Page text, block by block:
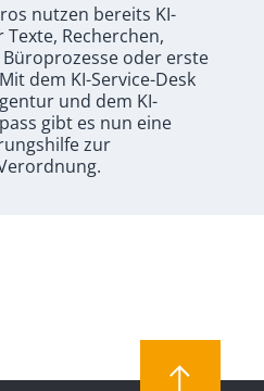
nutzen bereits KI-
Recherchen,
oder erste
dem KI-Service-Desk
und dem KI-
gibt es nun eine
zur